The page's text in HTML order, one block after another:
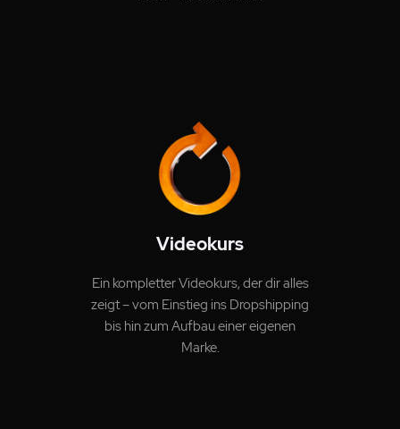
Videokurs
Ein kompletter Videokurs, der dir alles
zeigt – vom Einstieg ins Dropshipping
bis hin zum Aufbau einer eigenen
Marke.